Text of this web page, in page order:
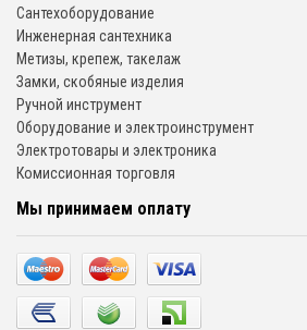
Сантехоборудование
Инженерная сантехника
Метизы, крепеж, такелаж
Замки, скобяные изделия
Ручной инструмент
Оборудование и электроинструмент
Электротовары и электроника
Комиссионная торговля
Мы принимаем оплату